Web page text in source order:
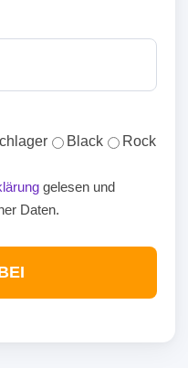
Black Rock
gelesen und
Daten.